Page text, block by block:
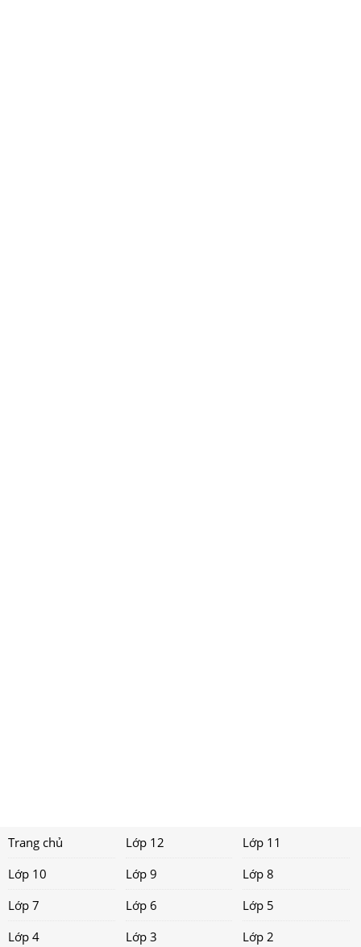
Trang chủ Lớp 12
Lớp 11
Lớp 10
Lớp 9
Lớp 8
Lớp 7
Lớp 6
Lớp 5
Lớp 4
Lớp 3 Lớp 2